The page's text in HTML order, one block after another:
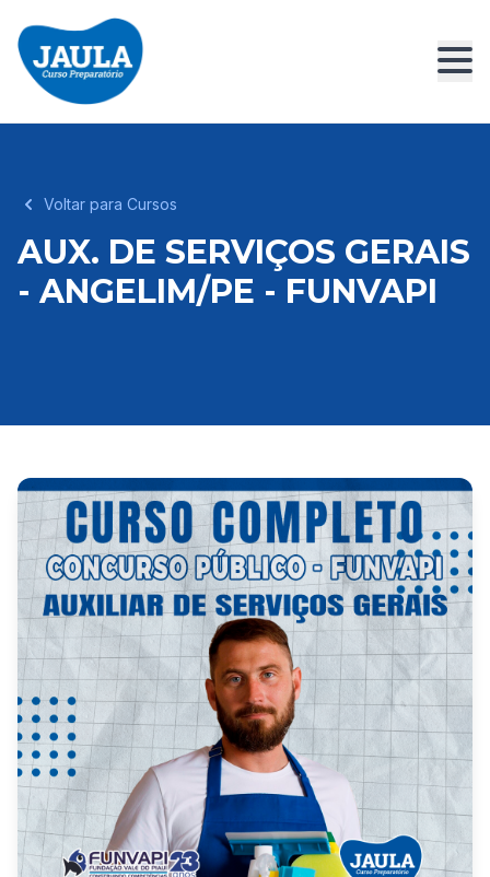
Voltar para Cursos
AUX. DE SERVIÇOS GERAIS
- ANGELIM/PE - FUNVAPI